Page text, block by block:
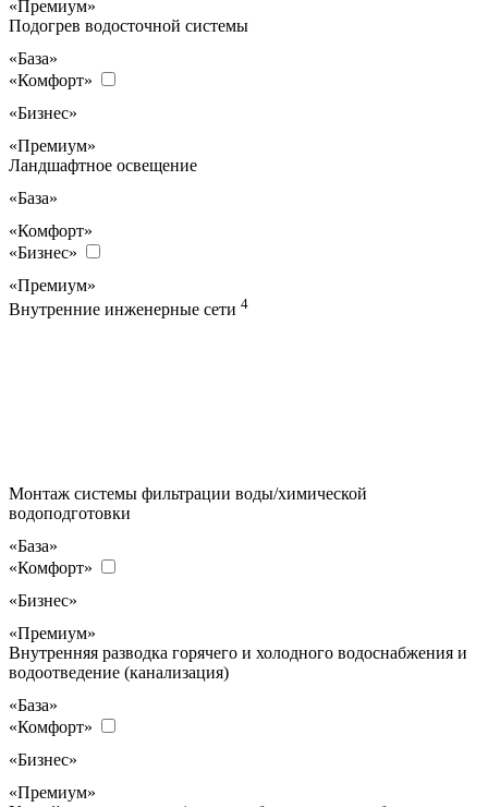
«Премиум»
Подогрев водосточной системы
«База»
«Комфорт»
«Бизнес»
«Премиум»
Ландшафтное освещение
«База»
«Комфорт»
«Бизнес»
«Премиум»
Внутренние инженерные сети 4
Монтаж системы фильтрации воды/химической
водоподготовки
«База»
«Комфорт»
«Бизнес»
«Премиум»
Внутренняя разводка горячего и холодного водоснабжения и
водоотведение (канализация)
«База»
«Комфорт»
«Бизнес»
«Премиум»